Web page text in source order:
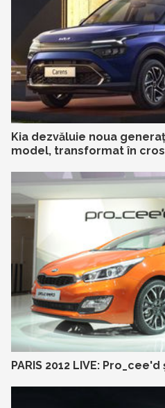
Kia dezvăluie noua
model, transformat în
PARIS 2012 LIVE: